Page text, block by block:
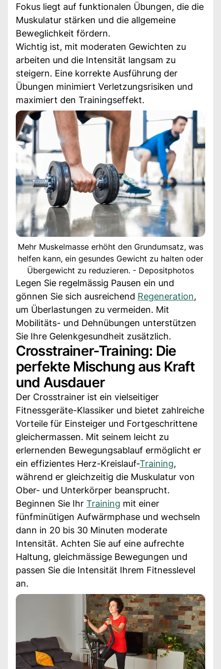
Fokus liegt auf funktionalen Übungen, die die
Muskulatur stärken und die allgemeine
Beweglichkeit fördern.
Wichtig ist, mit moderaten Gewichten zu
arbeiten und die Intensität langsam zu
steigern. Eine korrekte Ausführung der
Übungen minimiert Verletzungsrisiken und
maximiert den Trainingseffekt.
Mehr Muskelmasse erhöht den Grundumsatz, was
helfen kann, ein gesundes Gewicht zu halten oder
Übergewicht zu reduzieren. - Depositphotos
Legen Sie regelmässig Pausen ein und
gönnen Sie sich ausreichend Regeneration,
um Überlastungen zu vermeiden. Mit
Mobilitäts- und Dehnübungen unterstützen
Sie Ihre Gelenkgesundheit zusätzlich.
Crosstrainer-Training: Die
perfekte Mischung aus Kraft
und Ausdauer
Der Crosstrainer ist ein vielseitiger
Fitnessgeräte-Klassiker und bietet zahlreiche
Vorteile für Einsteiger und Fortgeschrittene
gleichermassen. Mit seinem leicht zu
erlernenden Bewegungsablauf ermöglicht er
ein effizientes Herz-Kreislauf-Training,
während er gleichzeitig die Muskulatur von
Ober- und Unterkörper beansprucht.
Beginnen Sie Ihr Training mit einer
fünfminütigen Aufwärmphase und wechseln
dann in 20 bis 30 Minuten moderate
Intensität. Achten Sie auf eine aufrechte
Haltung, gleichmässige Bewegungen und
passen Sie die Intensität Ihrem Fitnesslevel
an.